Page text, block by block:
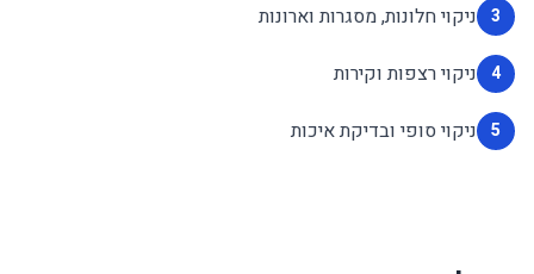
3 ניקוי חלונות, מסגרות וארונות
4 ניקוי רצפות וקירות
5 ניקוי סופי ובדיקת איכות